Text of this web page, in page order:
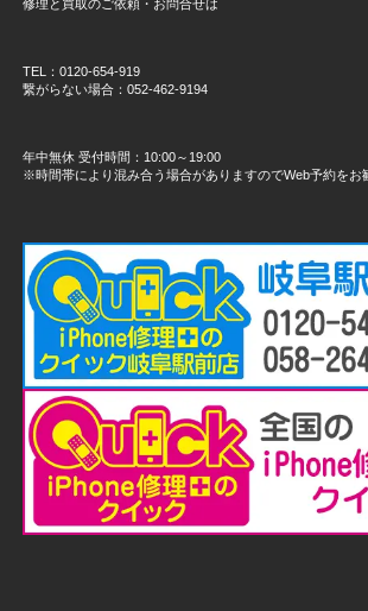
修理と買取のご依頼・お問合せは
TEL：0120-654-919
繋がらない場合：052-462-9194
年中無休 受付時間：10:00～19:00
※時間帯により混み合う場合がありますのでWeb予約をお